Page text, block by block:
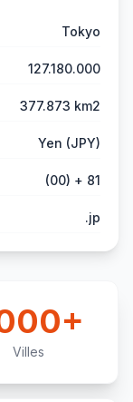
Tokyo
127.180.000
377.873 km2
Yen (JPY)
(00) + 81
.jp
Villes